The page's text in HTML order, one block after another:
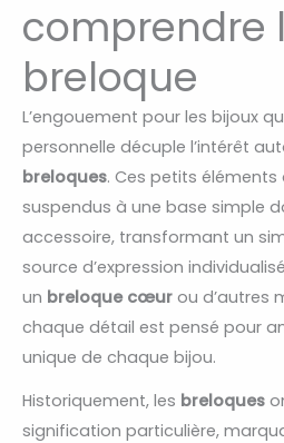
comprendre
breloque
L’engouement pour les bijoux
personnelle décuple l’intérêt
breloques. Ces petits
suspendus à une base simple
accessoire, transformant un
source d’expression
un breloque cœur ou d’autres
chaque détail est pensé pour
unique de chaque bijou.
Historiquement, les breloques
signification particulière,